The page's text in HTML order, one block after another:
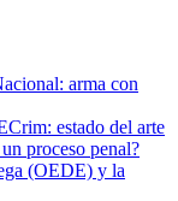
arma con
estado del arte
proceso penal?
(OEDE) y la